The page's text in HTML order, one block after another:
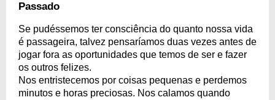
Passado
Se pudéssemos ter consciência do quanto nossa vida
é passageira, talvez pensaríamos duas vezes antes de
jogar fora as oportunidades que temos de ser e fazer
os outros felizes.
Nos entristecemos por coisas pequenas e perdemos
minutos e horas preciosas. Nos calamos quando